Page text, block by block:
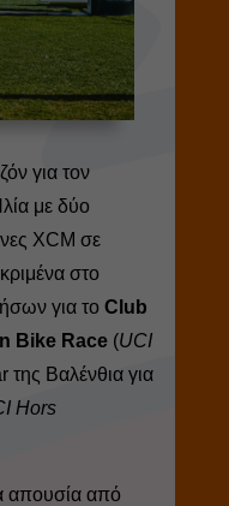
για τον
με δύο
XCM σε
στο
για το Club
Bike Race(UCI
Βαλένθια για
Hors
απουσία από